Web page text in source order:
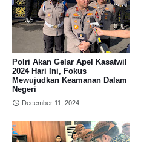
Polri Akan Gelar Apel Kasatwil
2024 Hari Ini, Fokus
Mewujudkan Keamanan Dalam
Negeri
December 11, 2024